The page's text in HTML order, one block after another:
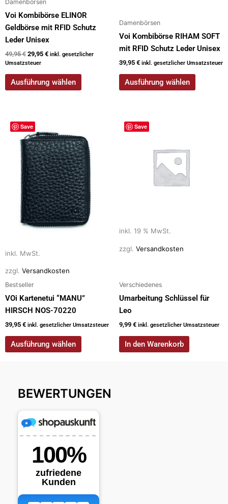
Damenbörsen
Voi Kombibörse ELINOR
Geldbörse mit RFID Schutz
Leder Unisex
49,95€ 29,95 € inkl. gesetzlicher
Umsatzsteuer
Ausführung wählen
gewählt
werden
Damenbörsen
Voi Kombibörse RIHAM SOFT
mit RFID Schutz Leder Unisex
39,95 € inkl. gesetzlicher Umsatzsteuer
Ausführung wählen
Save
inkl. MwSt.
zzgl. Versandkosten
Bestseller
VOi Kartenetui “MANU”
HIRSCH NOS-70220
39,95 € inkl. gesetzlicher Umsatzsteuer
Ausführung wählen
Dieses
Produkt
weist
mehrere
Varianten
Optionen
können
Produktseite
gewählt
Save
inkl. 19 % MwSt.
zzgl. Versandkosten
Verschiedenes
Umarbeitung Schlüssel für
Leo
9,99 € inkl. gesetzlicher Umsatzsteuer
In den Warenkorb
BEWERTUNGEN